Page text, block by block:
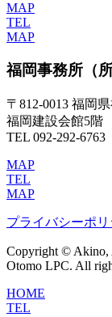
MAP
TEL
MAP
福岡事務所 （
〒812-0013 福岡
福岡建設会館5階
TEL 092-292-6763
MAP
TEL
MAP
プライバシーポリ
Copyright © Akino,
Otomo LPC. All
HOME
TEL